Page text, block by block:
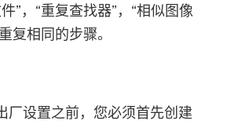
”，“重复查找器”，“相似图像
复相同的步骤。
厂设置之前，您必须首先创建